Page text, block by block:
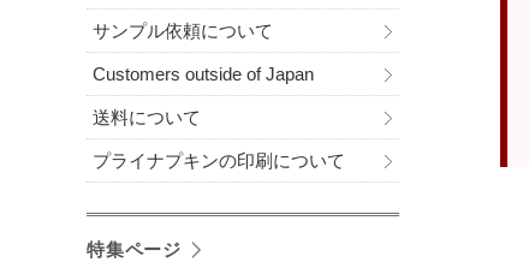
サンプル依頼について
Customers outside of Japan
送料について
プライナプキンの印刷について
特集ページ